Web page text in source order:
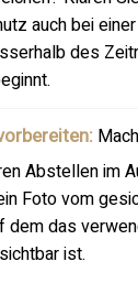
auch bei
des
Abstellen im
Foto vom
dem das
ist.